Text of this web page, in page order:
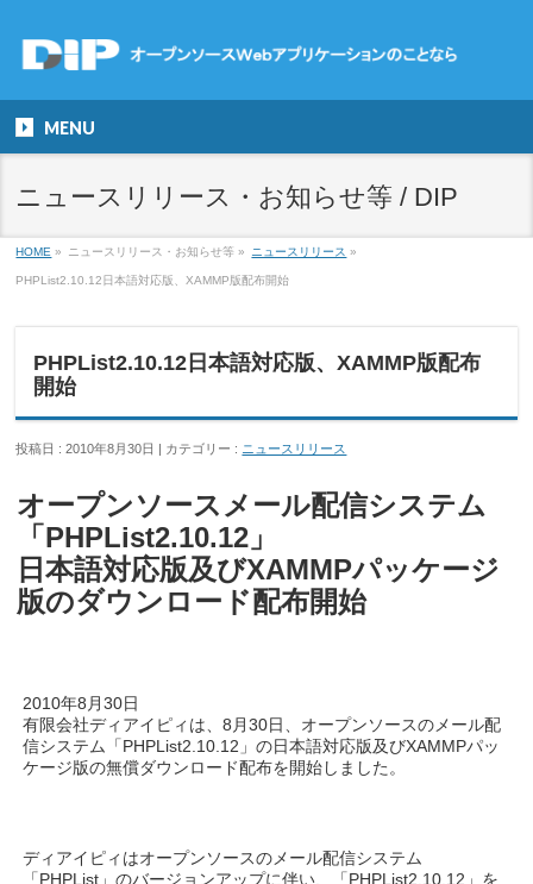
MENU
ニュースリリース・お知らせ等 / DIP
HOME » ニュースリリース・お知らせ等 » ニュースリリース »
PHPList2.10.12日本語対応版、XAMMP版配布開始
PHPList2.10.12日本語対応版、XAMMP版配布
開始
投稿日 : 2010年8月30日 カテゴリー : ニュースリリース
オープンソースメール配信システム
「PHPList2.10.12」
日本語対応版及びXAMMPパッケージ
版のダウンロード配布開始
2010年8月30日
有限会社ディアイピィは、8月30日、オープンソースのメール配
信システム「PHPList2.10.12」の日本語対応版及びXAMMPパッ
ケージ版の無償ダウンロード配布を開始しました。
ディアイピィはオープンソースのメール配信システム
「PHPList」のバージョンアップに伴い、「PHPList2.10.12」を